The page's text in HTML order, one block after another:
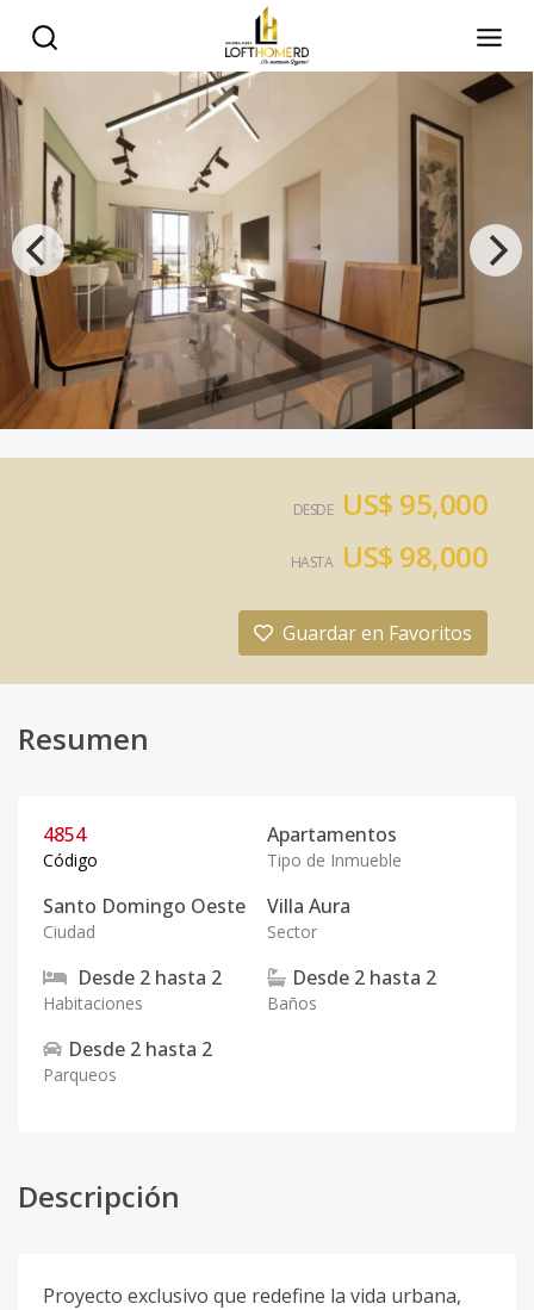
DESDE US$ 95,000
HASTA US$ 98,000
Guardar en Favoritos
Resumen
4854
Código
Apartamentos
Tipo de Inmueble
Santo Domingo Oeste
Ciudad
Villa Aura
Sector
Desde 2 hasta 2
Habitaciones
Desde 2 hasta 2
Baños
Desde 2 hasta 2
Parqueos
Descripción
Proyecto exclusivo que redefine la vida urbana,